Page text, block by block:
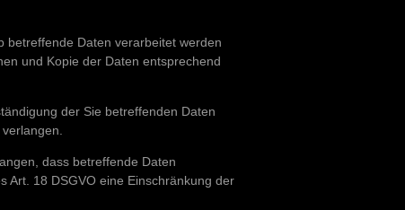
betreffende Daten verarbeitet werden
und Kopie der Daten entsprechend
der Sie betreffenden Daten
dass betreffende Daten
Art. 18 DSGVO eine Einschränkung der